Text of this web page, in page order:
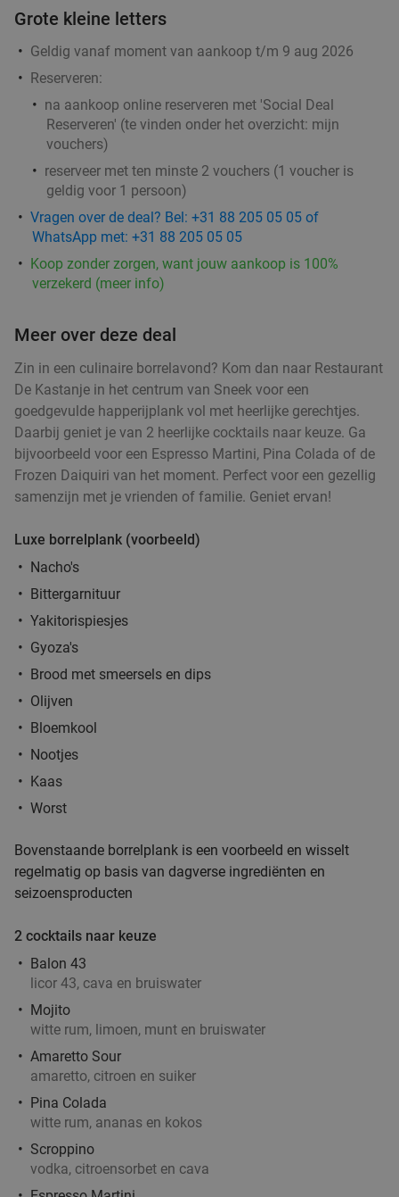
Grote kleine letters
Geldig vanaf moment van aankoop t/m 9 aug 2026
Reserveren:
na aankoop online reserveren met 'Social Deal
Reserveren' (te vinden onder het overzicht: mijn
vouchers)
reserveer met ten minste 2 vouchers (1 voucher is
geldig voor 1 persoon)
Vragen over de deal? Bel: +31 88 205 05 05 of
WhatsApp met: +31 88 205 05 05
Koop zonder zorgen, want jouw aankoop is 100%
verzekerd (meer info)
Meer over deze deal
Zin in een culinaire borrelavond? Kom dan naar Restaurant
De Kastanje in het centrum van Sneek voor een
goedgevulde happerijplank vol met heerlijke gerechtjes.
Daarbij geniet je van 2 heerlijke cocktails naar keuze. Ga
bijvoorbeeld voor een Espresso Martini, Pina Colada of de
Frozen Daiquiri van het moment. Perfect voor een gezellig
samenzijn met je vrienden of familie. Geniet ervan!
Luxe borrelplank (voorbeeld)
Nacho's
Bittergarnituur
Yakitorispiesjes
Gyoza's
Brood met smeersels en dips
Olijven
Bloemkool
Nootjes
Kaas
Worst
Bovenstaande borrelplank is een voorbeeld en wisselt
regelmatig op basis van dagverse ingrediënten en
seizoensproducten
2 cocktails naar keuze
Balon 43
licor 43, cava en bruiswater
Mojito
witte rum, limoen, munt en bruiswater
Amaretto Sour
amaretto, citroen en suiker
Pina Colada
witte rum, ananas en kokos
Scroppino
vodka, citroensorbet en cava